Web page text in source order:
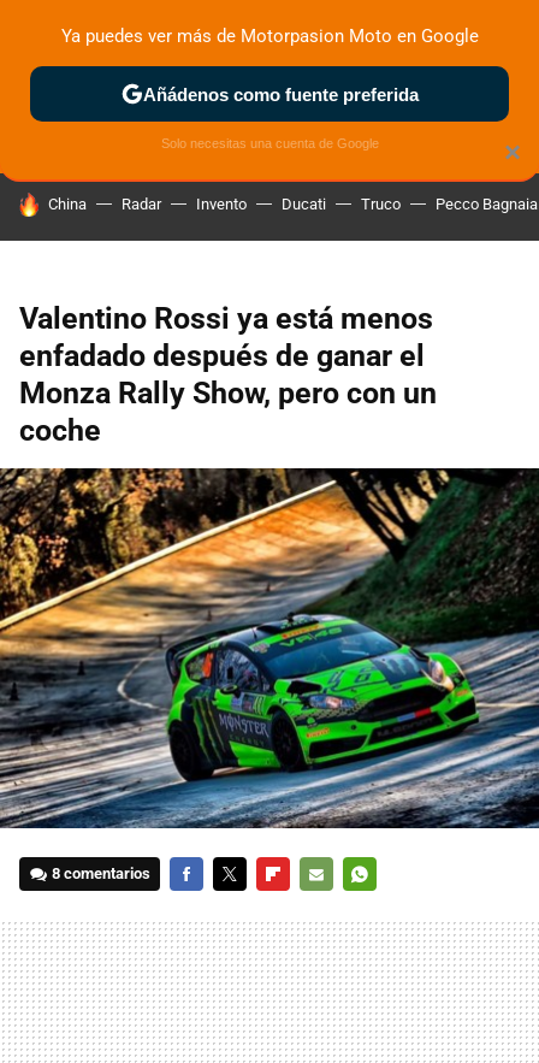
ZONA DE PRUEBAS DEPORTIVAS MOTOS ELÉCTRICAS
HOY SE HABLA DE
China Radar Invento Ducati Truco Pecco Bagnaia
Valentino Rossi ya está menos
enfadado después de ganar el
Monza Rally Show, pero con un
coche
8 comentarios
MAIL
×
Ya puedes ver más de Motorpasion Moto en Google
Añádenos como fuente preferida
Solo necesitas una cuenta de Google